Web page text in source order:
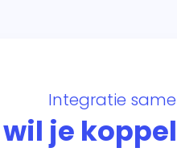
Integratie
je